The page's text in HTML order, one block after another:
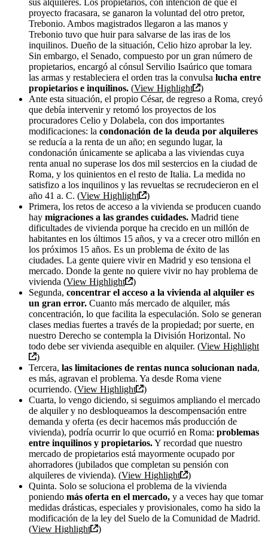
sus alquileres. Los propietarios, con intención de que el
proyecto fracasara, se ganaron la voluntad del otro pretor,
Trebonio. Ambos magistrados llegaron a las manos y
Trebonio tuvo que huir para salvarse de las iras de los
inquilinos. Dueño de la situación, Celio hizo aprobar la ley.
Sin embargo, el Senado, compuesto por un gran número de
propietarios, encargó al cónsul Servilio Isaúrico que tomara
las armas y restableciera el orden tras la convulsa lucha entre
propietarios e inquilinos. (View Highlight
)
Ante esta situación, el propio César, de regreso a Roma, creyó
que debía intervenir y retomó los proyectos de los
procuradores Celio y Dolabela, con dos importantes
modificaciones: la condonación de la deuda por alquileres
se reducía a la renta de un año; en segundo lugar, la
condonación únicamente se aplicaba a las viviendas cuya
renta anual no superase los dos mil sestercios en la ciudad de
Roma, y los quinientos en el resto de Italia. La medida no
satisfizo a los inquilinos y las revueltas se recrudecieron en el
año 41 a. C. (View Highlight
)
Primera, los retos de acceso a la vivienda se producen cuando
hay migraciones a las grandes cuidades. Madrid tiene
dificultades de vivienda porque ha crecido en un millón de
habitantes en los últimos 15 años, y va a crecer otro millón en
los próximos 15 años. Es un problema de éxito de las
ciudades. La gente quiere vivir en Madrid y eso tensiona el
mercado. Donde la gente no quiere vivir no hay problema de
vivienda (View Highlight
)
Segunda, concentrar el acceso a la vivienda al alquiler es
un gran error. Cuanto más mercado de alquiler, más
concentración, lo que facilita la especulación. Solo se generan
clases medias fuertes a través de la propiedad; por suerte, en
nuestro Derecho se contempla la División Horizontal. No
todo debe ser vivienda asequible en alquiler. (View Highlight
)
Tercera, las limitaciones de rentas nunca solucionan nada,
es más, agravan el problema. Ya desde Roma viene
ocurriendo. (View Highlight
)
Cuarta, lo vengo diciendo, si seguimos ampliando el mercado
de alquiler y no desbloqueamos la descompensación entre
demanda y oferta (es decir hacemos más producción de
vivienda), podría ocurrir lo que ocurrió en Roma: problemas
entre inquilinos y propietarios.Y recordad que nuestro
mercado de propietarios está mayormente ocupado por
ahorradores (jubilados que completan su pensión con
alquileres de vivienda). (View Highlight
)
Quinta. Solo se soluciona el problema de la vivienda
poniendo más oferta en el mercado, y a veces hay que tomar
medidas drásticas, especiales y provisionales, como ha sido la
modificación de la ley del Suelo de la Comunidad de Madrid.
(View Highlight )